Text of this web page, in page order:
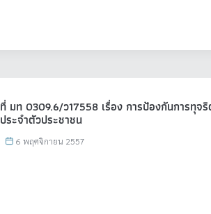
ที่ มท 0309.6/ว17558 เรื่อง การป้องกันการทุจ
ประจำตัวประชาชน
6 พฤศจิกายน 2557